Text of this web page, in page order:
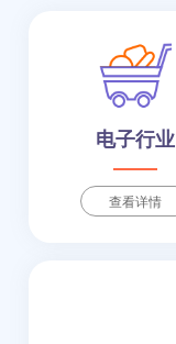
电子行业
查看详情